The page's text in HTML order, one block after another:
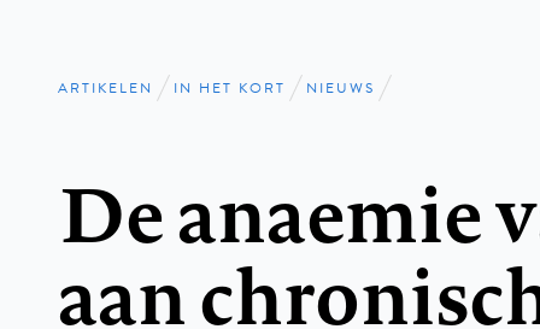
Kruimelpad
ARTIKELEN IN HET KORT NIEUWS
De anaemie
aan